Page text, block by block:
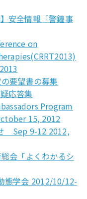
安全情報「警鐘事
on
要望書の募集
応答集
Program
15, 2012
Sep 9-12 2012,
会「よくわかるシ
態学会 2012/10/12-